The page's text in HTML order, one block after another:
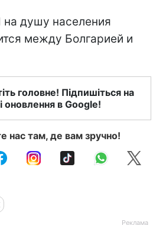
душу населения
между Болгарией и
головне! Підпишіться на
оновлення в Google!
нас там, де вам зручно!